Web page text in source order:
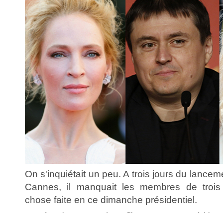
On s'inquiétait un peu. A trois jours du
Cannes, il manquait les membres de
chose faite en ce dimanche présidentiel.